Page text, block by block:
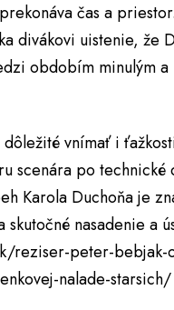
čas a
divákovi uistenie, že
obdobím minulým
vnímať i
scenára po
Karola Duchoňa je
nasadenie a
reziser-peter-bebjak-
nalade-starsich/